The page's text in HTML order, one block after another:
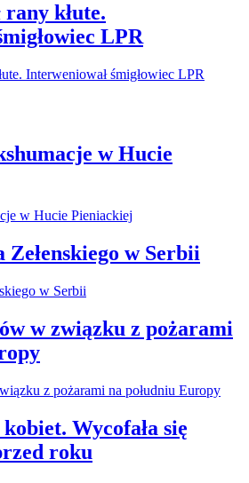
rany kłute.
LPR
w Hucie
w Serbii
w związku z pożarami
Wycofała się
roku